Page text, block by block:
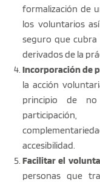
formalización de
los voluntarios
seguro que cubra
derivados de la
Incorporación de
la acción
principio de
participación,
accesibilidad.
Facilitar el
personas que